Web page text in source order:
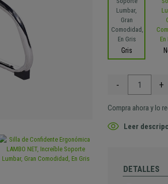
Gris
- +
Compra ahora y lo
Leer
DETALLES